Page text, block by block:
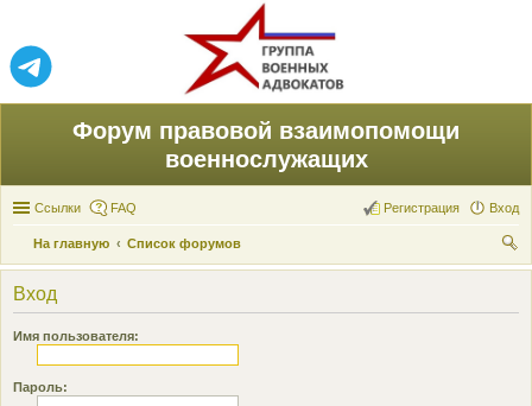
Форум правовой взаимопомощи
военнослужащих
Ссылки FAQ Вход
Регистрация
На главную
Список форумов
ои
Вход
Имя пользователя:
Пароль: